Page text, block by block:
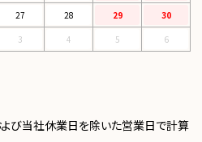
27 28 29
30
3 4 5 6
び当社休業日を除いた営業日で計算